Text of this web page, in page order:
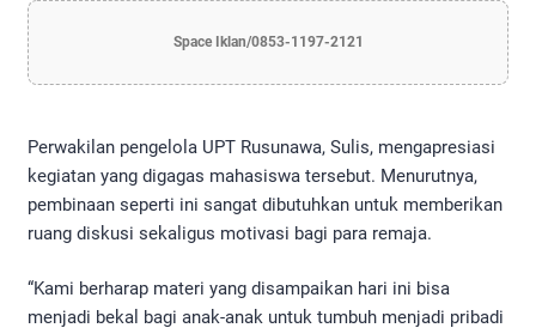
Space Iklan/0853-1197-2121
Perwakilan pengelola UPT Rusunawa, Sulis, mengapresiasi
kegiatan yang digagas mahasiswa tersebut. Menurutnya,
pembinaan seperti ini sangat dibutuhkan untuk memberikan
ruang diskusi sekaligus motivasi bagi para remaja.
“Kami berharap materi yang disampaikan hari ini bisa
menjadi bekal bagi anak-anak untuk tumbuh menjadi pribadi